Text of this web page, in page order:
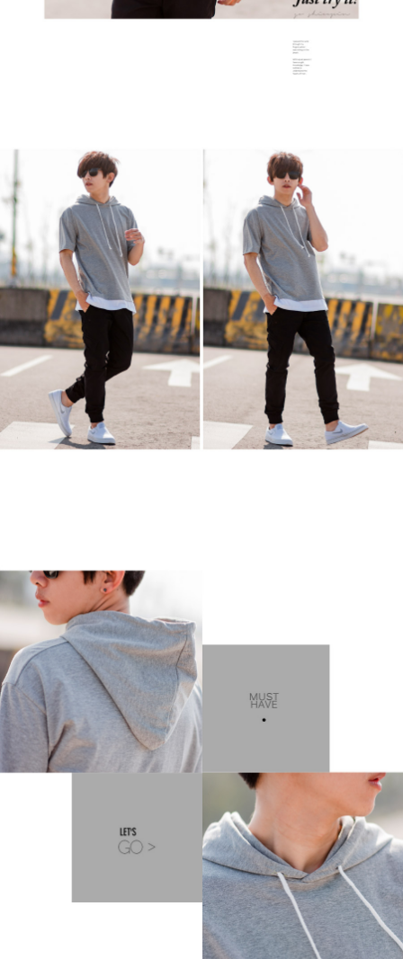
https://aftee.tw/terms/#terms3
３．未成年的使用者請事先徵得法定代理人或監護人之同意方可使用
「AFTEE先享後付」，若未經同意申辦者引起之損失，本公司不負相關責
４．使用「AFTEE先享後付」時，將依據個別帳號之用戶狀況，依本公司即